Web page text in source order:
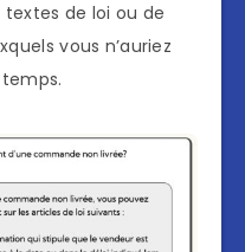
textes de loi ou de
vous n’auriez